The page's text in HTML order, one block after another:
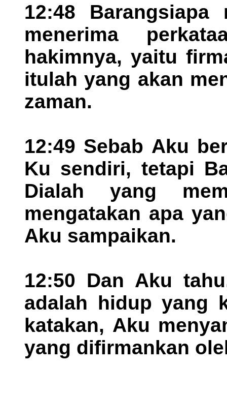
12:48
menerima
hakimnya, yaitu
itulah yang akan
zaman.
12:49 Sebab Aku
Ku sendiri, tetapi
Dialah yang
mengatakan apa
Aku sampaikan.
12:50 Dan Aku
adalah hidup yang
katakan, Aku
yang difirmankan